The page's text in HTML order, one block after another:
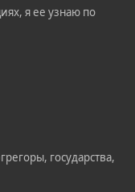
я ее узнаю по
государства,